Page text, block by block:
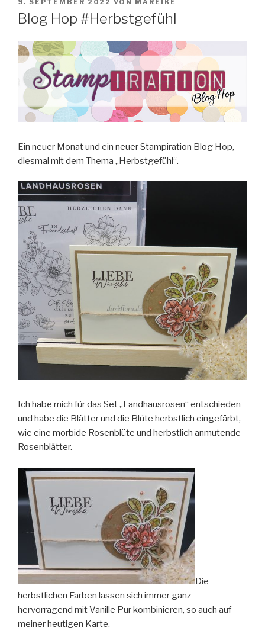
AM
9. SEPTEMBER 2022 VON MAREIKE
Blog Hop #Herbstgefühl
Ein neuer Monat und ein neuer Stampiration Blog Hop,
diesmal mit dem Thema „Herbstgefühl“.
Ich habe mich für das Set „Landhausrosen“ entschieden
und habe die Blätter und die Blüte herbstlich eingefärbt,
wie eine morbide Rosenblüte und herbstlich anmutende
Rosenblätter.
Die
herbstlichen Farben lassen sich immer ganz
hervorragend mit Vanille Pur kombinieren, so auch auf
meiner heutigen Karte.